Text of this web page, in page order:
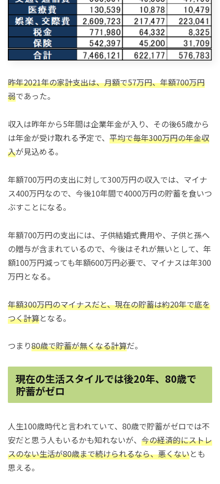
昨年2021年の家計支出は、月額で57万円、年額700万円
弱であった。
収入は昨年から5年間は企業年金が入り、その後65歳から
は年金が受け取れる予定で、 平均で毎年300万円の年金収
入が見込める。
年額700万円の支出に対して300万円の収入では、マイナ
ス400万円なので、今後10年間で4000万円の貯蓄を食いつ
ぶすことになる。
年額700万円の支出には、子供結婚式費用や、子供と孫へ
の贈与が含まれているので、今後はそれが無いとして、年
額100万円減っても年額600万円必要で、マイナスは年300
万円となる。
年額300万円のマイナスだと、現在の貯蓄は約20年で底を
つく計算となる。
つまり80歳で貯蓄が無くなる計算だ。
現在の生活スタイルでは後20年、80歳で
貯蓄がゼロ
人生100歳時代と言われていて、80歳で貯蓄がゼロでは不
安だと思う人もいるかも知れないが、 今の経済的にストレ
スのない生活が80歳まで続けられるなら、悪くないとも
思える。